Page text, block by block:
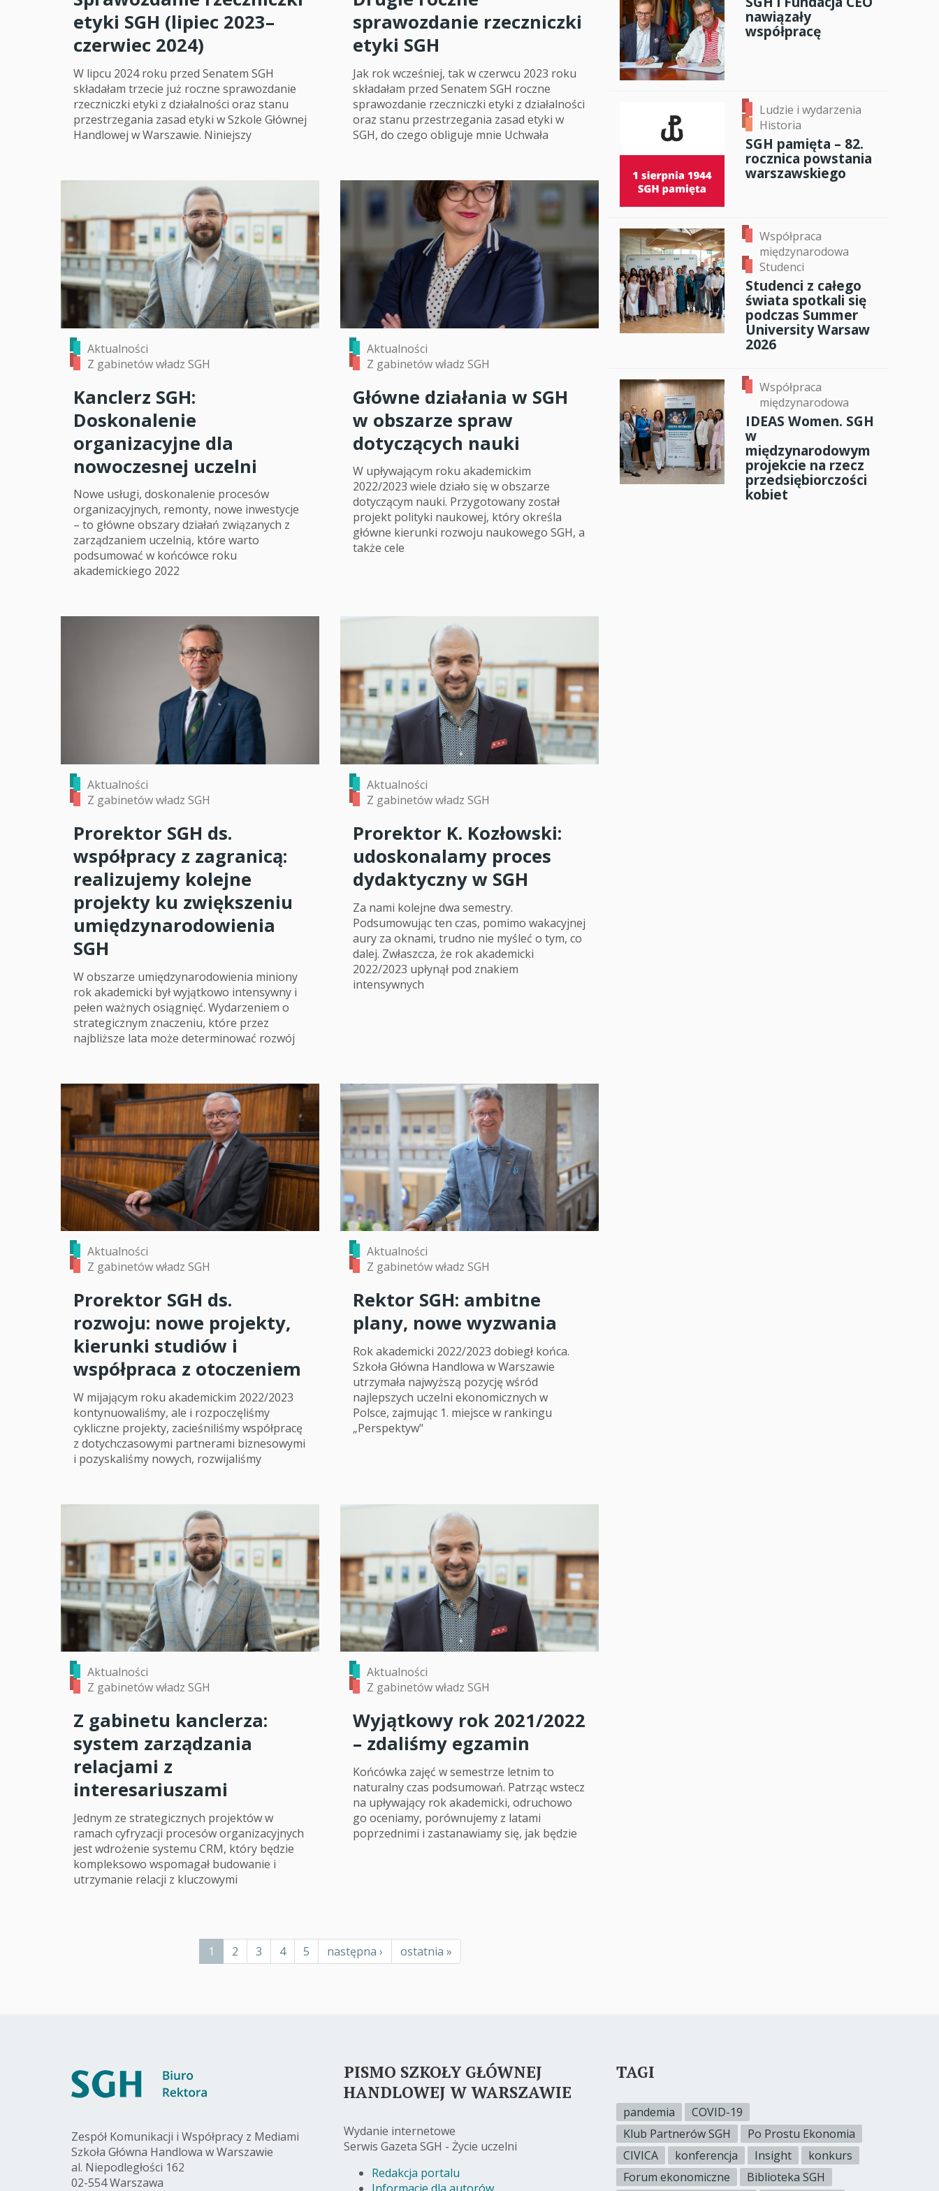
Studenci i doktoranci
Współpraca międzynarodowa
Współpraca z otoczeniem
Sport
Wspomnienia
etyki SGH (lipiec 2023–
czerwiec 2024)
W lipcu 2024 roku przed Senatem SGH
składałam trzecie już roczne sprawozdanie
rzeczniczki etyki z działalności oraz stanu
przestrzegania zasad etyki w Szkole Głównej
Handlowej w Warszawie. Niniejszy
sprawozdanie rzeczniczki
etyki SGH
Jak rok wcześniej, tak w czerwcu 2023 roku
składałam przed Senatem SGH roczne
sprawozdanie rzeczniczki etyki z działalności
oraz stanu przestrzegania zasad etyki w
SGH, do czego obliguje mnie Uchwała
Aktualności
Z gabinetów władz SGH
Kanclerz SGH:
Doskonalenie
organizacyjne dla
nowoczesnej uczelni
Nowe usługi, doskonalenie procesów
organizacyjnych, remonty, nowe inwestycje
– to główne obszary działań związanych z
zarządzaniem uczelnią, które warto
podsumować w końcówce roku
akademickiego 2022
Aktualności
Z gabinetów władz SGH
Główne działania w SGH
w obszarze spraw
dotyczących nauki
W upływającym roku akademickim
2022/2023 wiele działo się w obszarze
dotyczącym nauki. Przygotowany został
projekt polityki naukowej, który określa
główne kierunki rozwoju naukowego SGH, a
także cele
Aktualności
Z gabinetów władz SGH
Prorektor SGH ds.
współpracy z zagranicą:
realizujemy kolejne
projekty ku zwiększeniu
umiędzynarodowienia
SGH
W obszarze umiędzynarodowienia miniony
rok akademicki był wyjątkowo intensywny i
pełen ważnych osiągnięć. Wydarzeniem o
strategicznym znaczeniu, które przez
najbliższe lata może determinować rozwój
Aktualności
Z gabinetów władz SGH
Prorektor K. Kozłowski:
udoskonalamy proces
dydaktyczny w SGH
Za nami kolejne dwa semestry.
Podsumowując ten czas, pomimo wakacyjnej
aury za oknami, trudno nie myśleć o tym, co
dalej. Zwłaszcza, że rok akademicki
2022/2023 upłynął pod znakiem
intensywnych
Aktualności
Z gabinetów władz SGH
Prorektor SGH ds.
rozwoju: nowe projekty,
kierunki studiów i
współpraca z otoczeniem
W mijającym roku akademickim 2022/2023
kontynuowaliśmy, ale i rozpoczęliśmy
cykliczne projekty, zacieśniliśmy współpracę
z dotychczasowymi partnerami biznesowymi
i pozyskaliśmy nowych, rozwijaliśmy
Aktualności
Z gabinetów władz SGH
Rektor SGH: ambitne
plany, nowe wyzwania
Rok akademicki 2022/2023 dobiegł końca.
Szkoła Główna Handlowa w Warszawie
utrzymała najwyższą pozycję wśród
najlepszych uczelni ekonomicznych w
Polsce, zajmując 1. miejsce w rankingu
„Perspektyw"
Aktualności
Z gabinetów władz SGH
Z gabinetu kanclerza:
system zarządzania
relacjami z
interesariuszami
Jednym ze strategicznych projektów w
ramach cyfryzacji procesów organizacyjnych
jest wdrożenie systemu CRM, który będzie
kompleksowo wspomagał budowanie i
utrzymanie relacji z kluczowymi
Aktualności
Z gabinetów władz SGH
Wyjątkowy rok 2021/2022
– zdaliśmy egzamin
Końcówka zajęć w semestrze letnim to
naturalny czas podsumowań. Patrząc wstecz
na upływający rok akademicki, odruchowo
go oceniamy, porównujemy z latami
poprzednimi i zastanawiamy się, jak będzie
Bieżąca
strona
1 Page
2 Page
3 Page
4 Page
5
Następna
strona
następna ›
Ostatnia
strona
ostatnia »
nawiązały
współpracę
Ludzie i wydarzenia
Historia
SGH pamięta – 82.
rocznica powstania
warszawskiego
Współpraca
międzynarodowa
Studenci
Studenci z całego
świata spotkali się
podczas Summer
University Warsaw
2026
Współpraca
międzynarodowa
IDEAS Women. SGH
w
międzynarodowym
projekcie na rzecz
przedsiębiorczości
kobiet
Zespół Komunikacji i Współpracy z Mediami
Szkoła Główna Handlowa w Warszawie
al. Niepodległości 162
02-554 Warszawa
PISMO SZKOŁY GŁÓWNEJ
HANDLOWEJ W WARSZAWIE
Wydanie internetowe
Serwis Gazeta SGH - Życie uczelni
Redakcja portalu
TAGI
pandemia
COVID-19
Klub Partnerów SGH
Po Prostu Ekonomia
CIVICA
konferencja Insight
konkurs
Forum ekonomiczne
Biblioteka SGH